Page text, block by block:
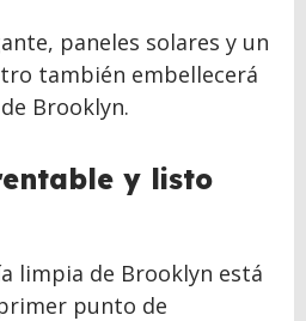
paneles solares y un
también embellecerá
Brooklyn.
y listo
limpia de Brooklyn está
punto de